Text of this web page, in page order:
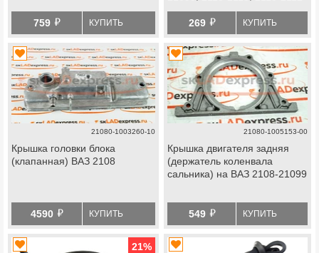
759 й КУПИТЬ 269 й КУПИТЬ
21080-1003260-10
Крышка головки блока
(клапанная) ВАЗ 2108
4590 й КУПИТЬ
21080-1005153-00
Крышка двигателя задняя
(держатель коленвала
сальника) на ВАЗ 2108-21099
549 й КУПИТЬ
21%